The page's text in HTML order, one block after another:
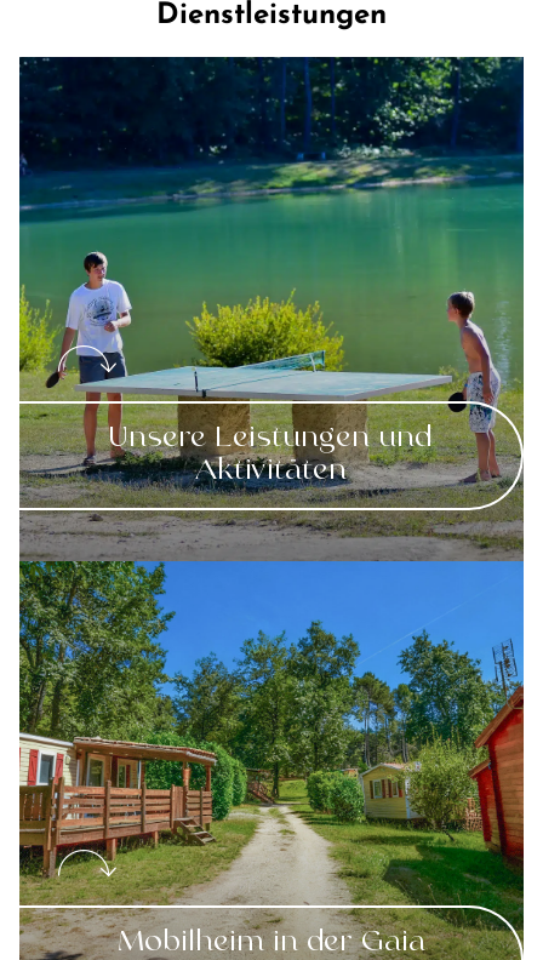
Dienstleistungen
Unsere Leistungen und
Aktivitäten
Mobilheim in der Gaia